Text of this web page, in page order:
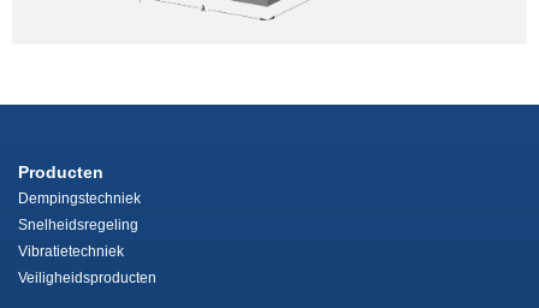
Producten
Dempingstechniek
Snelheidsregeling
Vibratietechniek
Veiligheidsproducten